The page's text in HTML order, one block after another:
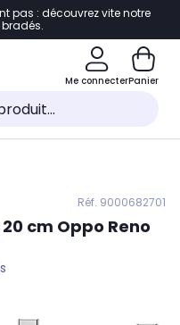
page
pas : découvrez vite notre
Me connecterPanier
Réf. 9000682701
20 cm Oppo Reno